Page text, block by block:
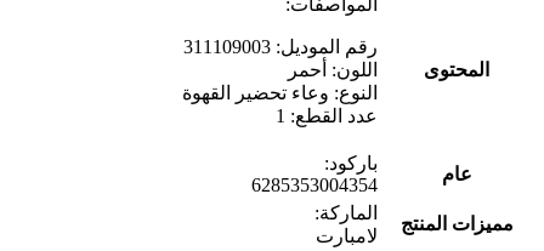
المحتوى
رقم الموديل: 311109003
اللون: أحمر
النوع: وعاء تحضير القهوة
عدد القطع: 1
عام
باركود:
6285353004354
مميزات المنتج
الماركة:
لامبارت